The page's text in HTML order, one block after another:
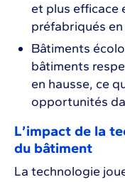
et plus efficace
préfabriqués en
Bâtiments
bâtiments
en hausse, ce
opportunités
L’impact de la
du bâtiment
La technologie